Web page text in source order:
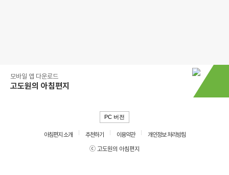
모바일 앱 다운로드
고도원의 아침편지
PC 버전
아침편지 소개 추천하기 이용약관
개인정보 처리방침
ⓒ 고도원의 아침편지